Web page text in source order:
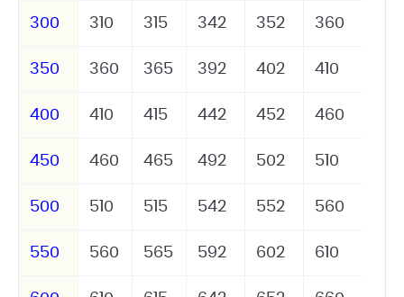
300 310 315 342 352 360
350 360 365 392 402 410
400 410 415 442 452 460
450 460 465 492 502 510
500 510 515 542 552 560
550 560 565 592 602 610